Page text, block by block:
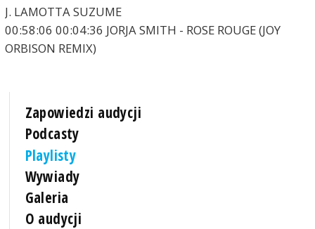
J. LAMOTTA SUZUME
00:58:06 00:04:36 JORJA SMITH - ROSE ROUGE (JOY
ORBISON REMIX)
Zapowiedzi audycji
Podcasty
Playlisty
Wywiady
Galeria
O audycji